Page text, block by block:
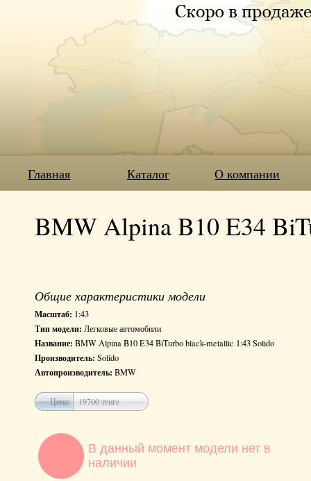
Главная Каталог О компании
BMW Alpina B10 E34
Общие характеристики модели
Масштаб: 1:43
Тип модели: Легковые автомобили
Название: BMW Alpina B10 E34 BiTurbo black-metallic 1:43 Solido
Производитель: Solido
Автопроизводитель: BMW
Цена: 19700 тенге
В данный момент модели нет в
наличии